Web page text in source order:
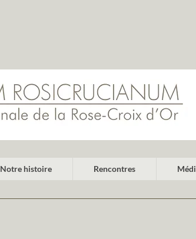
Notre histoire Rencontres